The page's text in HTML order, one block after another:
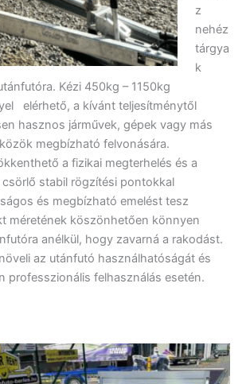
z
nehéz
tárgya
k
Kézi 450kg – 1150kg
elérhető, a kívánt teljesítménytől
hasznos járművek, gépek vagy más
megbízható felvonására.
a fizikai megterhelés és a
csörlő stabil rögzítési pontokkal
és megbízható emelést tesz
méretének köszönhetően könnyen
anélkül, hogy zavarná a rakodást.
az utánfutó használhatóságát és
professzionális felhasználás esetén.